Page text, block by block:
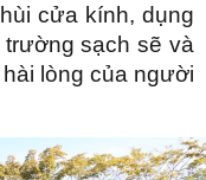
cửa kính, dụng
trường sạch sẽ và
lòng của người